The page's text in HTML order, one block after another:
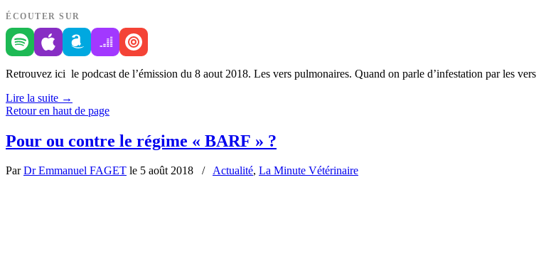
ÉCOUTER SUR
Retrouvez ici le podcast de l’émission du 8 aout 2018. Les vers pulmonaires. Quand on parle d’infestation par les vers
Lire la suite →
Retour en haut de page
Pour ou contre le régime « BARF » ?
ParDr Emmanuel FAGET le 5 août 2018 / Actualité, La Minute Vétérinaire